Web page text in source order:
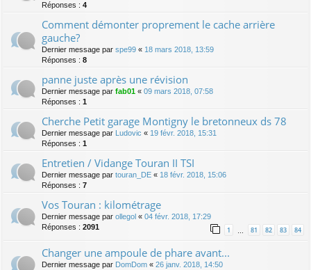
Réponses : 4
Comment démonter proprement le cache arrière
gauche?
Dernier message par spe99 « 18 mars 2018, 13:59
Réponses : 8
panne juste après une révision
Dernier message par fab01 « 09 mars 2018, 07:58
Réponses : 1
Cherche Petit garage Montigny le bretonneux ds 78
Dernier message par Ludovic « 19 févr. 2018, 15:31
Réponses : 1
Entretien / Vidange Touran II TSI
Dernier message par touran_DE « 18 févr. 2018, 15:06
Réponses : 7
Vos Touran : kilométrage
Dernier message par ollegol « 04 févr. 2018, 17:29
Réponses : 2091 1 … 81 82 83 84
Changer une ampoule de phare avant...
Dernier message par DomDom « 26 janv. 2018, 14:50